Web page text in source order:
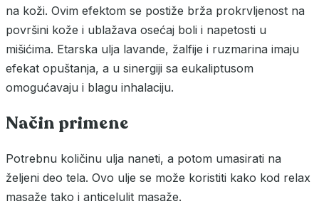
na koži. Ovim efektom se postiže brža prokrvljenost na
površini kože i ublažava osećaj boli i napetosti u
mišićima. Etarska ulja lavande, žalfije i ruzmarina imaju
efekat opuštanja, a u sinergiji sa eukaliptusom
omogućavaju i blagu inhalaciju.
Način primene
Potrebnu količinu ulja naneti, a potom umasirati na
željeni deo tela. Ovo ulje se može koristiti kako kod relax
masaže tako i anticelulit masaže.